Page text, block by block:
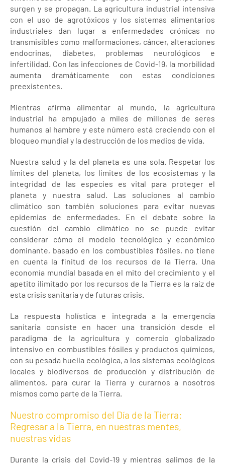
surgen y se propagan. La agricultura industrial intensiva
con el uso de agrotóxicos y los sistemas alimentarios
industriales dan lugar a enfermedades crónicas no
transmisibles como malformaciones, cáncer, alteraciones
endocrinas, diabetes, problemas neurológicos e
infertilidad. Con las infecciones de Covid-19, la morbilidad
aumenta dramáticamente con estas condiciones
preexistentes.
Mientras afirma alimentar al mundo, la agricultura
industrial ha empujado a miles de millones de seres
humanos al hambre y este número está creciendo con el
bloqueo mundial y la destrucción de los medios de vida.
Nuestra salud y la del planeta es una sola. Respetar los
límites del planeta, los límites de los ecosistemas y la
integridad de las especies es vital para proteger el
planeta y nuestra salud. Las soluciones al cambio
climático son también soluciones para evitar nuevas
epidemias de enfermedades. En el debate sobre la
cuestión del cambio climático no se puede evitar
considerar cómo el modelo tecnológico y económico
dominante, basado en los combustibles fósiles, no tiene
en cuenta la finitud de los recursos de la Tierra. Una
economía mundial basada en el mito del crecimiento y el
apetito ilimitado por los recursos de la Tierra es la raíz de
esta crisis sanitaria y de futuras crisis.
La respuesta holística e integrada a la emergencia
sanitaria consiste en hacer una transición desde el
paradigma de la agricultura y comercio globalizado
intensivo en combustibles fósiles y productos químicos,
con su pesada huella ecológica, a los sistemas ecológicos
locales y biodiversos de producción y distribución de
alimentos, para curar la Tierra y curarnos a nosotros
mismos como parte de la Tierra.
Nuestro compromiso del Día de la Tierra:
Regresar a la Tierra, en nuestras mentes,
nuestras vidas
Durante la crisis del Covid-19 y mientras salimos de la